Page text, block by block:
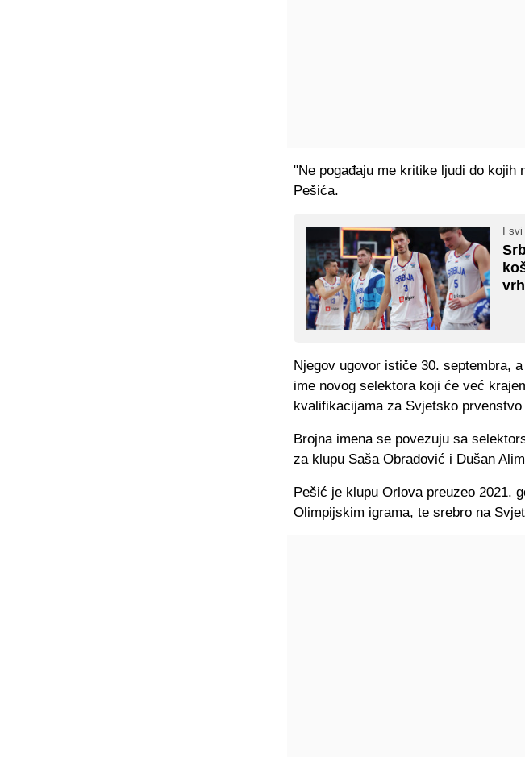
"Ne pogađaju me kritike ljudi do
Pešića.
I svi
Njegov ugovor ističe 30. septembra,
ime novog selektora koji će već
kvalifikacijama za Svjetsko
Brojna imena se povezuju sa
za klupu Saša Obradović i Dušan
Pešić je klupu Orlova preuzeo 2021.
Olimpijskim igrama, te srebro na